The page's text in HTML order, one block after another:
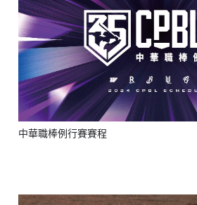
中華職棒例行賽賽程